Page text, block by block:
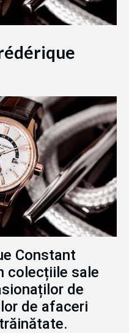
Constant
colecțiile sale
de
de afaceri